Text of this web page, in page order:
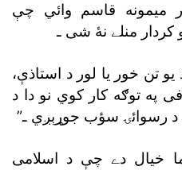
ميمونه قاسم وائي چې
منلے نۀ شى ـ
تن خور يا لور د استاذې،
په توګه کار کوي نو دا د
رسوائۍ سؤب جوړېږي ـ”
خيال دے چې د اسلامى